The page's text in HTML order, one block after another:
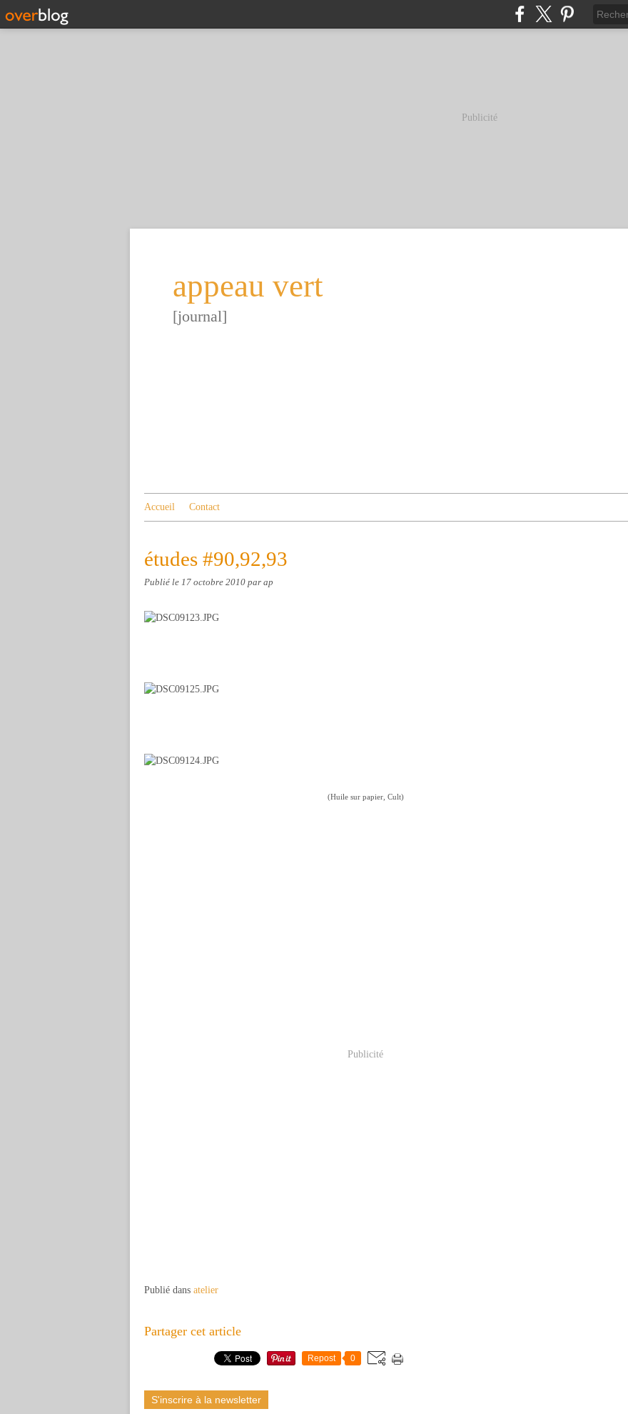
Publicité
appeau vert
[journal]
Accueil Contact
études #90,92,93
Publié le 17 octobre 2010 par ap
(Huile sur papier, Cult)
Publicité
Publié dans atelier
Partager cet article
Repost 0
S'inscrire à la newsletter